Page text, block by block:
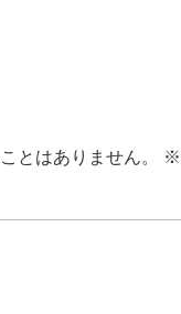
とはありません。 ※